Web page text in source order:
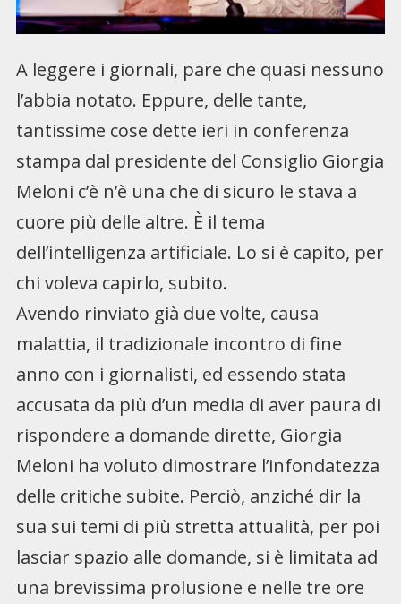
A leggere i giornali, pare che quasi nessuno
l’abbia notato. Eppure, delle tante,
tantissime cose dette ieri in conferenza
stampa dal presidente del Consiglio Giorgia
Meloni c’è n’è una che di sicuro le stava a
cuore più delle altre. È il tema
dell’intelligenza artificiale. Lo si è capito, per
chi voleva capirlo, subito.
Avendo rinviato già due volte, causa
malattia, il tradizionale incontro di fine
anno con i giornalisti, ed essendo stata
accusata da più d’un media di aver paura di
rispondere a domande dirette, Giorgia
Meloni ha voluto dimostrare l’infondatezza
delle critiche subite. Perciò, anziché dir la
sua sui temi di più stretta attualità, per poi
lasciar spazio alle domande, si è limitata ad
una brevissima prolusione e nelle tre ore